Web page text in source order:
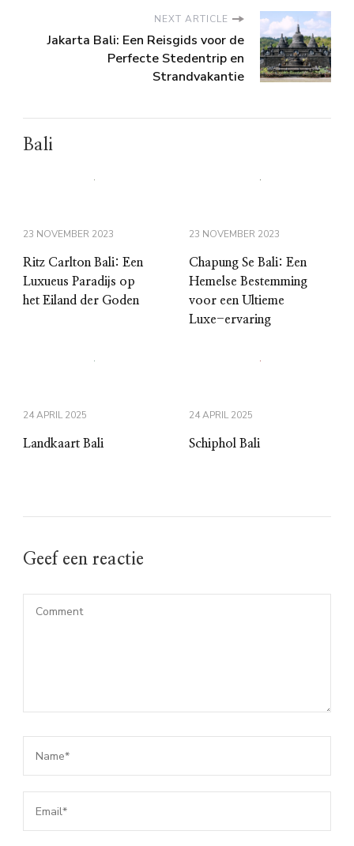
NEXT ARTICLE
Jakarta Bali: Een Reisgids voor de
Perfecte Stedentrip en
Strandvakantie
Bali
23 NOVEMBER 2023
Ritz Carlton Bali: Een
Luxueus Paradijs op
het Eiland der Goden
23 NOVEMBER 2023
Chapung Se Bali: Een
Hemelse Bestemming
voor een Ultieme
Luxe-ervaring
24 APRIL 2025
Landkaart Bali
24 APRIL 2025
Schiphol Bali
Geef een reactie